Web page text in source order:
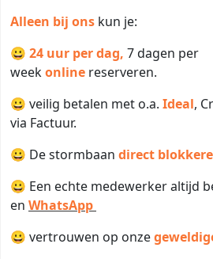
Alleen bij ons kun je:
😀 24 uur per dag, 7 dagen per
weekonline reserveren.
😀 veilig betalen met o.a. Ideal,
via Factuur.
😀 De stormbaan direct
😀 Een echte medewerker altijd
en WhatsApp
😀 vertrouwen op onze